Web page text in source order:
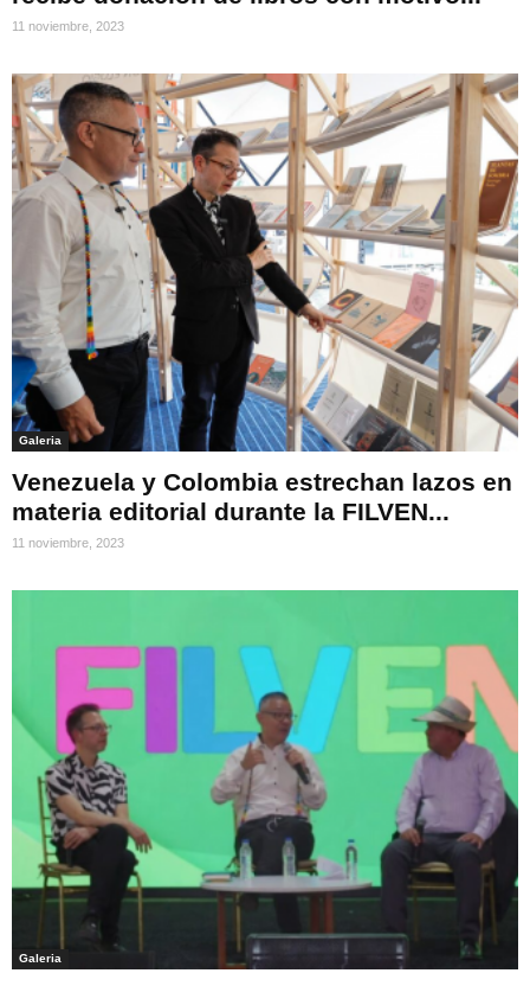
11 noviembre, 2023
Galeria
Venezuela y Colombia estrechan lazos en
materia editorial durante la FILVEN...
11 noviembre, 2023
Galeria